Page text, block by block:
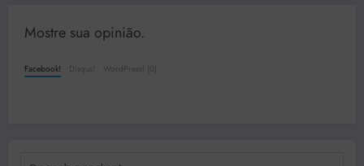
Mostre sua opinião.
Facebook! Disqus! WordPress! (0)